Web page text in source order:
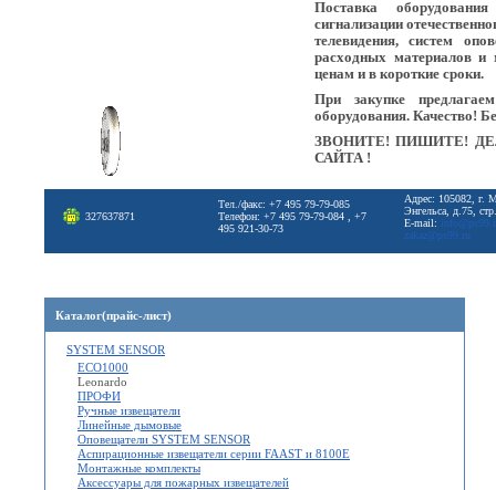
Поставка
сигнализации
телевидения, систем
расходных материалов и
ценам и в короткие сроки.
При закупке
оборудования. Качество!
ЗВОНИТЕ! ПИШИТЕ!
САЙТА !
327637871
Тел./факс: +7 495 79-79-085
Телефон: +7 495 79-79-084 , +7
495 921-30-73
Адрес: 105082, г.
Энгельса, д.75,
E-mail:
zakaz@ps99.ru
Каталог(прайс-лист)
SYSTEM SENSOR
ECO1000
Leonardo
ПРОФИ
Ручные извещатели
Линейные дымовые
Оповещатели SYSTEM SENSOR
Аспирационные извещатели серии FAAST и 8100Е
Монтажные комплекты
Аксессуары для пожарных извещателей